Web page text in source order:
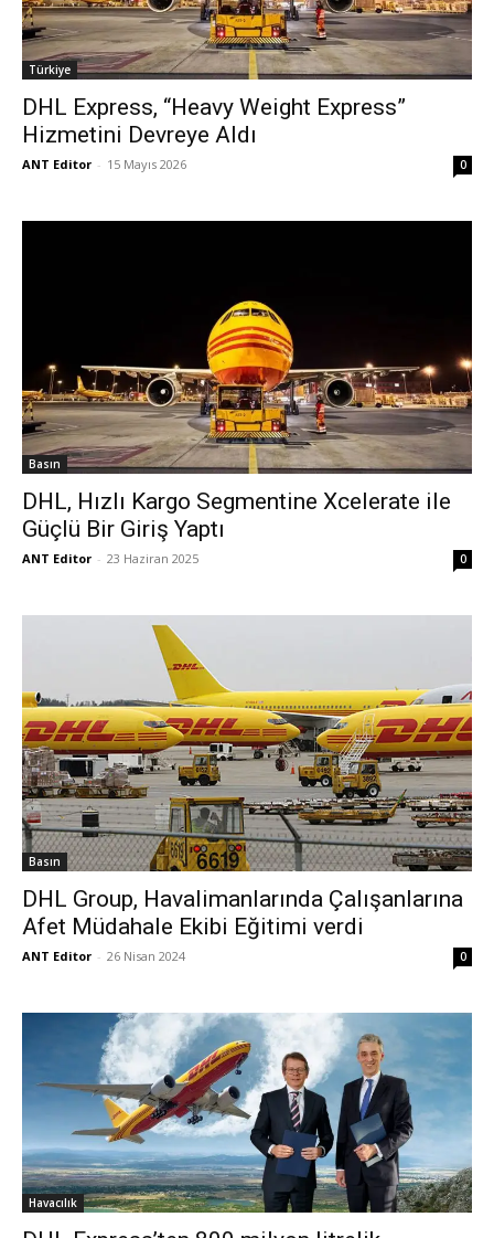
Türkiye
DHL Express, “Heavy Weight Express”
Hizmetini Devreye Aldı
ANT Editor - 15 Mayıs 2026 0
Basın
DHL, Hızlı Kargo Segmentine Xcelerate ile
Güçlü Bir Giriş Yaptı
ANT Editor - 23 Haziran 2025 0
Basın
DHL Group, Havalimanlarında Çalışanlarına
Afet Müdahale Ekibi Eğitimi verdi
ANT Editor - 26 Nisan 2024 0
Havacılık